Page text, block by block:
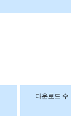
다운로드 수